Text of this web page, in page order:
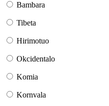
Bambara
Tibeta
Hirimotuo
Okcidentalo
Komia
Kornvala